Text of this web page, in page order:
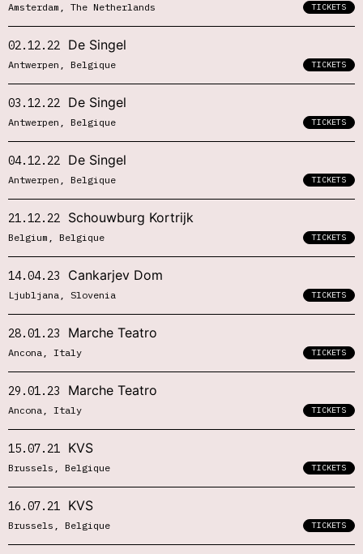
Amsterdam, The Netherlands TICKETS
02.12.22 De Singel
Antwerpen, Belgique TICKETS
03.12.22 De Singel
Antwerpen, Belgique TICKETS
04.12.22 De Singel
Antwerpen, Belgique TICKETS
21.12.22 Schouwburg Kortrijk
Belgium, Belgique TICKETS
14.04.23 Cankarjev Dom
Ljubljana, Slovenia TICKETS
28.01.23 Marche Teatro
Ancona, Italy TICKETS
29.01.23 Marche Teatro
Ancona, Italy TICKETS
15.07.21 KVS
Brussels, Belgique TICKETS
16.07.21 KVS
Brussels, Belgique TICKETS